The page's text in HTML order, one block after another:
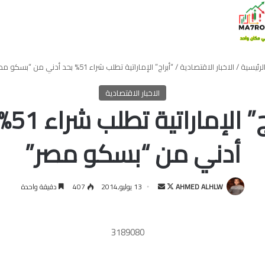
/الاخبار الاقتصادية/“أبراج” الإماراتية تطلب شراء 51% بحد أدني من “بسكو مصر”
الاخبار الاقتصادية
أدني من “بسكو مصر”
AHMED ALHLW
تابعأرسل 13 يوليو,2014 407 دقيقة واحدة